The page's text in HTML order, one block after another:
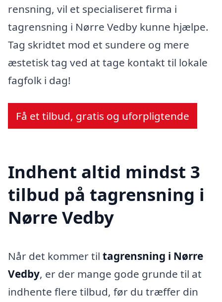
rensning, vil et specialiseret firma i
tagrensning i Nørre Vedby kunne hjælpe.
Tag skridtet mod et sundere og mere
æstetisk tag ved at tage kontakt til lokale
fagfolk i dag!
Få et tilbud, gratis og uforpligtende
Indhent altid mindst 3
tilbud på tagrensning i
Nørre Vedby
Når det kommer til tagrensning i Nørre
Vedby, er der mange gode grunde til at
indhente flere tilbud, før du træffer din